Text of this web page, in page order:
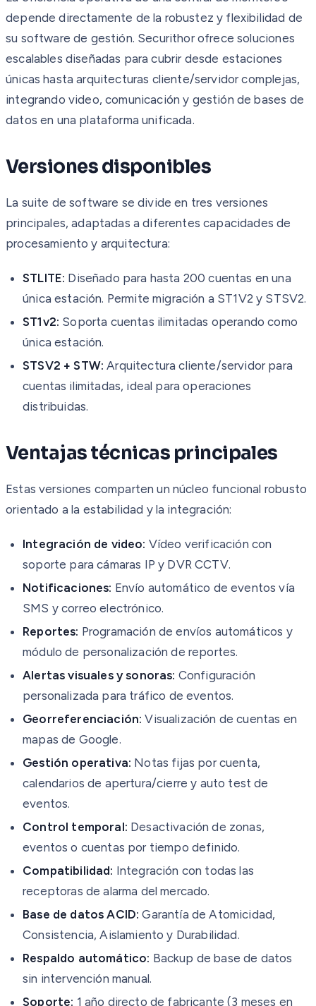
depende directamente de la robustez y flexibilidad de
su software de gestión. Securithor ofrece soluciones
escalables diseñadas para cubrir desde estaciones
únicas hasta arquitecturas cliente/servidor complejas,
integrando video, comunicación y gestión de bases de
datos en una plataforma unificada.
Versiones disponibles
La suite de software se divide en tres versiones
principales, adaptadas a diferentes capacidades de
procesamiento y arquitectura:
STLITE: Diseñado para hasta 200 cuentas en una
única estación. Permite migración a ST1V2 y STSV2.
ST1v2: Soporta cuentas ilimitadas operando como
única estación.
STSV2 + STW: Arquitectura cliente/servidor para
cuentas ilimitadas, ideal para operaciones
distribuidas.
Ventajas técnicas principales
Estas versiones comparten un núcleo funcional robusto
orientado a la estabilidad y la integración:
Integración de video: Vídeo verificación con
soporte para cámaras IP y DVR CCTV.
Notificaciones: Envío automático de eventos vía
SMS y correo electrónico.
Reportes: Programación de envíos automáticos y
módulo de personalización de reportes.
Alertas visuales y sonoras: Configuración
personalizada para tráfico de eventos.
Georreferenciación: Visualización de cuentas en
mapas de Google.
Gestión operativa: Notas fijas por cuenta,
calendarios de apertura/cierre y auto test de
eventos.
Control temporal: Desactivación de zonas,
eventos o cuentas por tiempo definido.
Compatibilidad: Integración con todas las
receptoras de alarma del mercado.
Base de datos ACID: Garantía de Atomicidad,
Consistencia, Aislamiento y Durabilidad.
Respaldo automático: Backup de base de datos
sin intervención manual.
Soporte: 1 año directo de fabricante (3 meses en